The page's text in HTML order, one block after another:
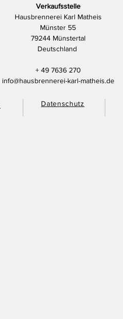
Verkaufsstelle
Hausbrennerei Karl Matheis
Münster 55
79244 Münstertal
Deutschland
+ 49 7636 270
info@hausbrennerei-karl-matheis.de
Datenschutz